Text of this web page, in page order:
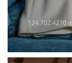
124.702.4270